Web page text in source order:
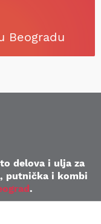
Beogradu
delova i ulja za
putnička i kombi
.